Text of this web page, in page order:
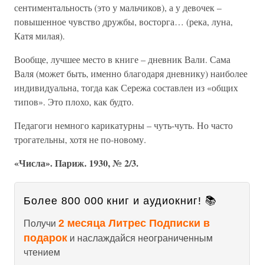
сентиментальность (это у мальчиков), а у девочек –
повышенное чувство дружбы, восторга… (река, луна,
Катя милая).
Вообще, лучшее место в книге – дневник Вали. Сама
Валя (может быть, именно благодаря дневнику) наиболее
индивидуальна, тогда как Сережа составлен из «общих
типов». Это плохо, как будто.
Педагоги немного карикатурны – чуть-чуть. Но часто
трогательны, хотя не по-новому.
«Числа». Париж. 1930, № 2/3.
Более 800 000 книг и аудиокниг! 📚
Получи 2 месяца Литрес Подписки в
подарок и наслаждайся неограниченным
чтением